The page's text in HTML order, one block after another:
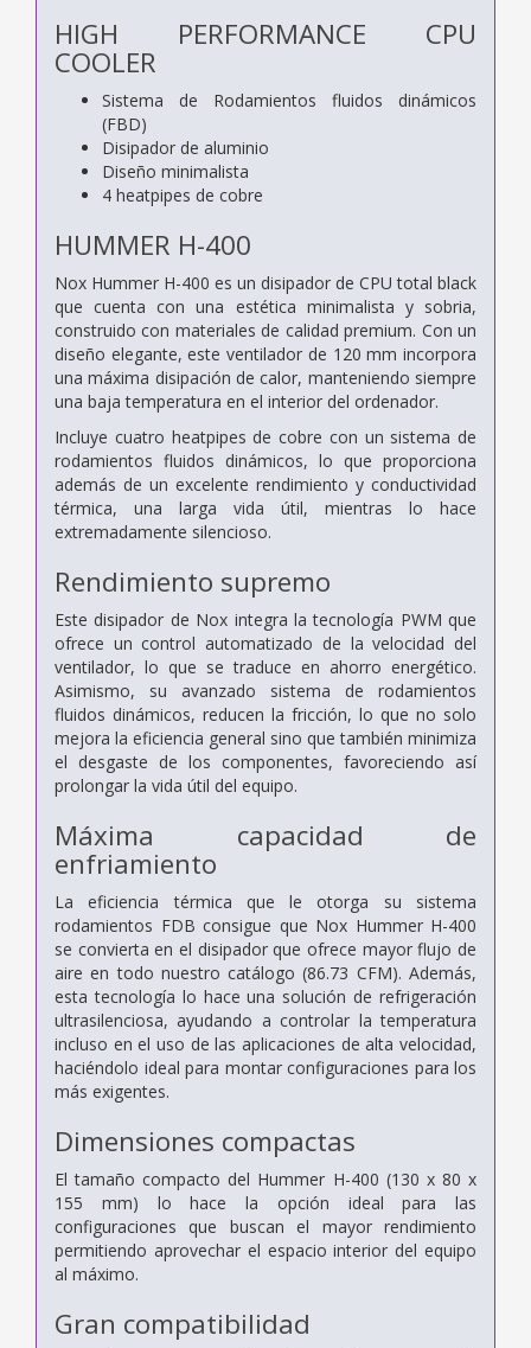
HIGH PERFORMANCE CPU
COOLER
Sistema de Rodamientos fluidos dinámicos
(FBD)
Disipador de aluminio
Diseño minimalista
4 heatpipes de cobre
HUMMER H-400
Nox Hummer H-400 es un disipador de CPU total black
que cuenta con una estética minimalista y sobria,
construido con materiales de calidad premium. Con un
diseño elegante, este ventilador de 120 mm incorpora
una máxima disipación de calor, manteniendo siempre
una baja temperatura en el interior del ordenador.
Incluye cuatro heatpipes de cobre con un sistema de
rodamientos fluidos dinámicos, lo que proporciona
además de un excelente rendimiento y conductividad
térmica, una larga vida útil, mientras lo hace
extremadamente silencioso.
Rendimiento supremo
Este disipador de Nox integra la tecnología PWM que
ofrece un control automatizado de la velocidad del
ventilador, lo que se traduce en ahorro energético.
Asimismo, su avanzado sistema de rodamientos
fluidos dinámicos, reducen la fricción, lo que no solo
mejora la eficiencia general sino que también minimiza
el desgaste de los componentes, favoreciendo así
prolongar la vida útil del equipo.
Máxima capacidad de
enfriamiento
La eficiencia térmica que le otorga su sistema
rodamientos FDB consigue que Nox Hummer H-400
se convierta en el disipador que ofrece mayor flujo de
aire en todo nuestro catálogo (86.73 CFM). Además,
esta tecnología lo hace una solución de refrigeración
ultrasilenciosa, ayudando a controlar la temperatura
incluso en el uso de las aplicaciones de alta velocidad,
haciéndolo ideal para montar configuraciones para los
más exigentes.
Dimensiones compactas
El tamaño compacto del Hummer H-400 (130 x 80 x
155 mm) lo hace la opción ideal para las
configuraciones que buscan el mayor rendimiento
permitiendo aprovechar el espacio interior del equipo
al máximo.
Gran compatibilidad